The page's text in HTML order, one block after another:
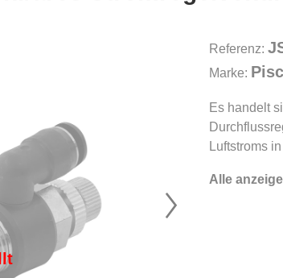
Referenz:
Marke:
Es handelt
Luftstroms
Alle